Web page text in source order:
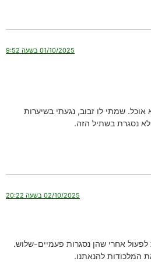
01/10/2025 בשעה 9:52
שמתי לו זבוב, נגעתי בשיערות
נסגרת בשתיל הזה.
02/10/2025 בשעה 20:22
לפעול אחרי שהן נסגרות פעמיים-שלוש.
המלכודות להנאתנו.